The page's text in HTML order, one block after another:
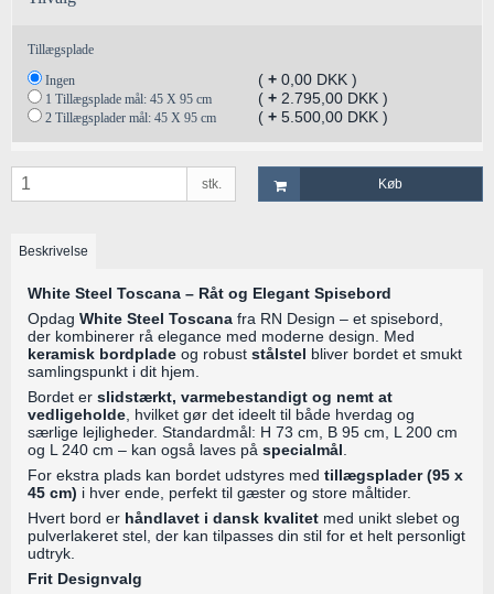
Tillægsplade
Ingen
( + 0,00 DKK )
1 Tillægsplade mål: 45 X 95 cm ( + 2.795,00 DKK )
2 Tillægsplader mål: 45 X 95 cm ( + 5.500,00 DKK )
stk. Køb
Beskrivelse
White Steel Toscana – Råt og Elegant Spisebord
Opdag White Steel Toscana fra RN Design – et spisebord,
der kombinerer rå elegance med moderne design. Med
keramisk bordplade og robust stålstel bliver bordet et smukt
samlingspunkt i dit hjem.
Bordet er slidstærkt, varmebestandigt og nemt at
vedligeholde, hvilket gør det ideelt til både hverdag og
særlige lejligheder. Standardmål: H 73 cm, B 95 cm, L 200 cm
og L 240 cm – kan også laves på specialmål.
For ekstra plads kan bordet udstyres med tillægsplader (95 x
45 cm) i hver ende, perfekt til gæster og store måltider.
Hvert bord er håndlavet i dansk kvalitet med unikt slebet og
pulverlakeret stel, der kan tilpasses din stil for et helt personligt
udtryk.
Frit Designvalg